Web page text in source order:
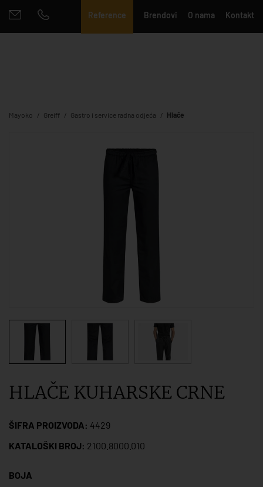
Reference Brendovi O nama Kontakt
Mayoko Greiff Gastro i service radna odjeća Hlače
HLAČE KUHARSKE CRNE
ŠIFRA PROIZVODA: 4429
KATALOŠKI BROJ: 2100.8000.010
BOJA